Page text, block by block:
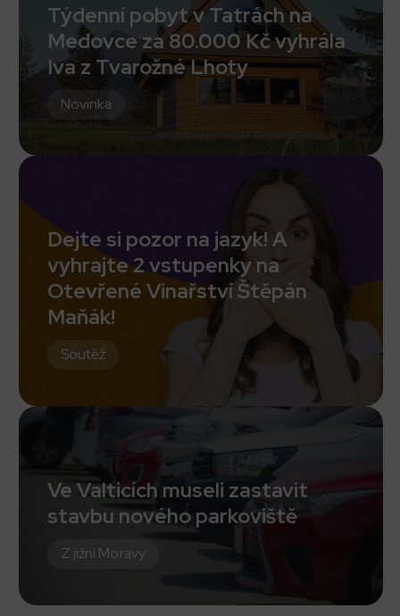
Týdenní pobyt v Tatrách na
Medovce za 80.000 Kč vyhrála
Iva z Tvarožné Lhoty
Novinka
Dejte si pozor na jazyk! A
vyhrajte 2 vstupenky na
Otevřené Vinařství Štěpán
Maňák!
Soutěž
Ve Valticích museli zastavit
stavbu nového parkoviště
Z jižní Moravy